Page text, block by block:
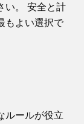
い。 安全と計
もよい選択で
ルールが役立